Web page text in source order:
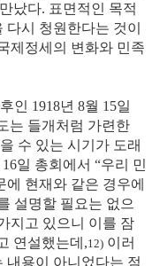
났다. 표면적인 목적
시 청원한다는 것이
제정세의 변화와 민족
인 1918년 8월 15일
는 들개처럼 가련한
수 있는 시기가 도래
일 총회에서 “우리 민
현재와 같은 경우에
설명할 필요는 없으
지고 있으니 이를 잠
연설했는데,12) 이러
내용이 아니었다는 점